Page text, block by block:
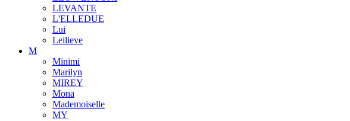
LEVANTE
L'ELLEDUE
Lui
Leilieve
M
Minimi
Marilyn
MIREY
Mona
Mademoiselle
MY